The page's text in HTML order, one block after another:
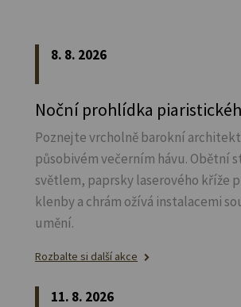
8. 8. 2026
Noční prohlídka
Poznejte vrcholně barokní
působivém večerním hávu. Obětní
světlem, paprsky laserového kříže
klenby a chrám ožívá instalacemi
umění.
Rozbalte si další akce
11. 8. 2026